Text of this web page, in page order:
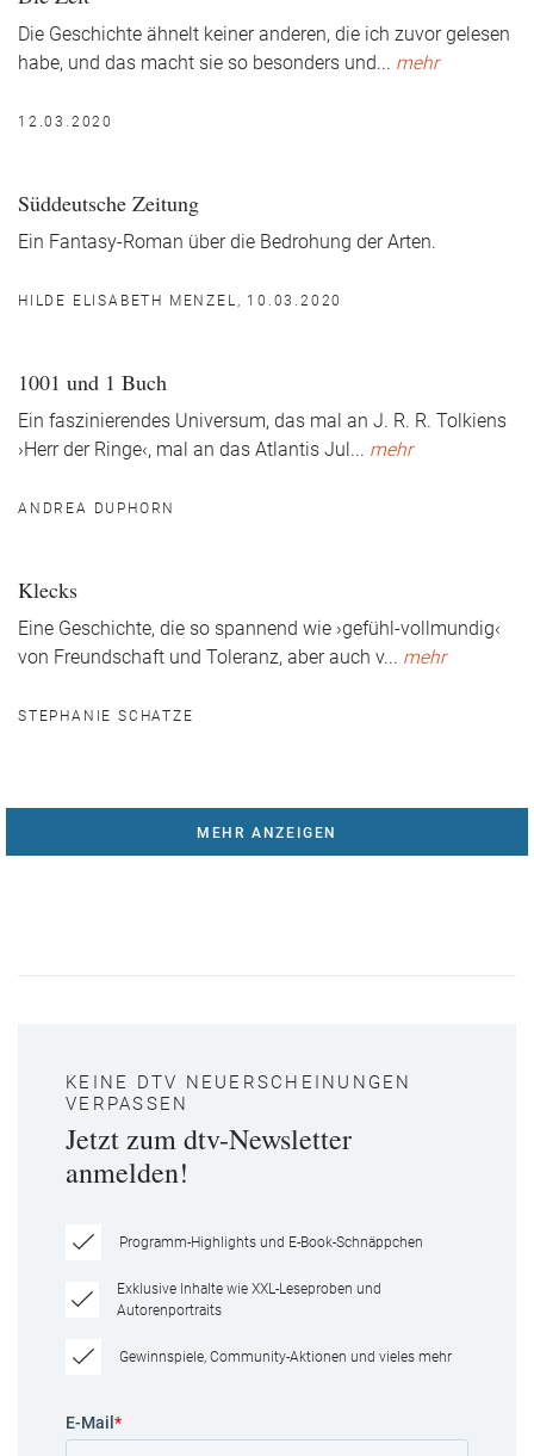
Die Geschichte ähnelt keiner anderen, die ich zuvor gelesen
habe, und das macht sie so besonders und... mehr
12.03.2020
Süddeutsche Zeitung
Ein Fantasy-Roman über die Bedrohung der Arten.
HILDE ELISABETH MENZEL, 10.03.2020
1001 und 1 Buch
Ein faszinierendes Universum, das mal an J. R. R. Tolkiens
›Herr der Ringe‹, mal an das Atlantis Jul ... mehr
ANDREA DUPHORN
Klecks
Eine Geschichte, die so spannend wie ›gefühl-vollmundig‹
von Freundschaft und Toleranz, aber auch v... mehr
STEPHANIE SCHATZE
MEHR ANZEIGEN
KEINE DTV NEUERSCHEINUNGEN
VERPASSEN
Jetzt zum dtv-Newsletter
anmelden!
Programm-Highlights und E-Book-Schnäppchen
Exklusive Inhalte wie XXL-Leseproben und
Autorenportraits
Gewinnspiele, Community-Aktionen und vieles mehr
E-Mail *